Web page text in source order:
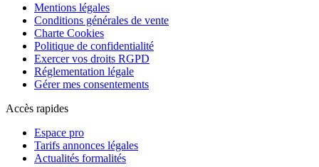
Mentions légales
Conditions générales de vente
Charte Cookies
Politique de confidentialité
Exercer vos droits RGPD
Réglementation légale
Gérer mes consentements
Accès rapides
Espace pro
Tarifs annonces légales
Actualités formalités